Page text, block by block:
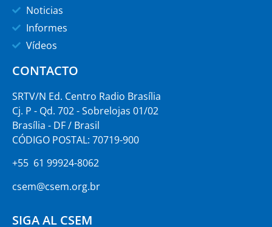
Noticias
Informes
Vídeos
CONTACTO
SRTV/N Ed. Centro Radio Brasília
Cj. P - Qd. 702 - Sobrelojas 01/02
Brasília - DF / Brasil
CÓDIGO POSTAL: 70719-900
+55 61 99924-8062
csem@csem.org.br
SIGA AL CSEM